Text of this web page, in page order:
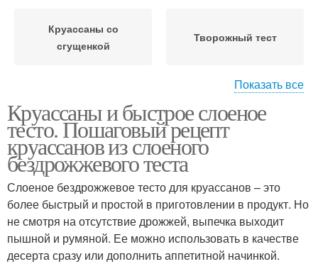
Круассаны со
сгущенкой
Творожный тест
Тесто для круассанов Круассаны без дрожжей
Тест с шоколадом
Круассаны с
шоколадом
Показать все
Круассаны и быстрое слоеное
тесто. Пошаговый рецепт
круассанов из слоеного
бездрожжевого теста
Слоеное бездрожжевое тесто для круассанов – это
более быстрый и простой в приготовлении в продукт. Но
не смотря на отсутствие дрожжей, выпечка выходит
пышной и румяной. Ее можно использовать в качестве
десерта сразу или дополнить аппетитной начинкой.